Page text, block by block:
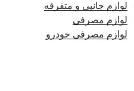
لوازم جانبی و متفرقه
لوازم مصرفی
لوازم مصرفی خودرو